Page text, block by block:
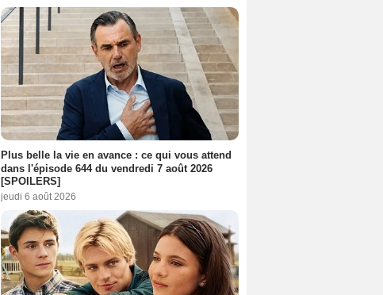
Plus belle la vie en avance : ce qui vous attend
dans l'épisode 644 du vendredi 7 août 2026
[SPOILERS]
jeudi 6 août 2026